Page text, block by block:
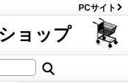
PCサイト
ョップ